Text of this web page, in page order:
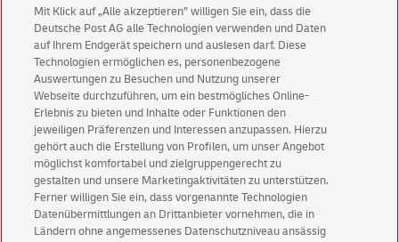
Abonnieren Sie unseren Newsletter
Immer informiert über exklusive Angebote und
Aktionen - jetzt mit Vorteil
Privatkundensichern sich einen5 € Gutschein
für POSTSCAN!
Geschäftskundenerhalten einen5 € Gutschein
für Briefmarke individuell!
Zur Newsletter-Anmeldung
Mit Klick auf „Alle akzeptieren” willigen Sie ein, dass die
Deutsche Post AG alle Technologien verwenden und Daten
auf Ihrem Endgerät speichern und auslesen darf. Diese
Technologien ermöglichen es, personenbezogene
Auswertungen zu Besuchen und Nutzung unserer
Webseite durchzuführen, um ein bestmögliches Online-
Erlebnis zu bieten und Inhalte oder Funktionen den
jeweiligen Präferenzen und Interessen anzupassen. Hierzu
gehört auch die Erstellung von Profilen, um unser Angebot
möglichst komfortabel und zielgruppengerecht zu
gestalten und unsere Marketingaktivitäten zu unterstützen.
Ferner willigen Sie ein, dass vorgenannte Technologien
Datenübermittlungen an Drittanbieter vornehmen, die in
Ländern ohne angemessenes Datenschutzniveau ansässig